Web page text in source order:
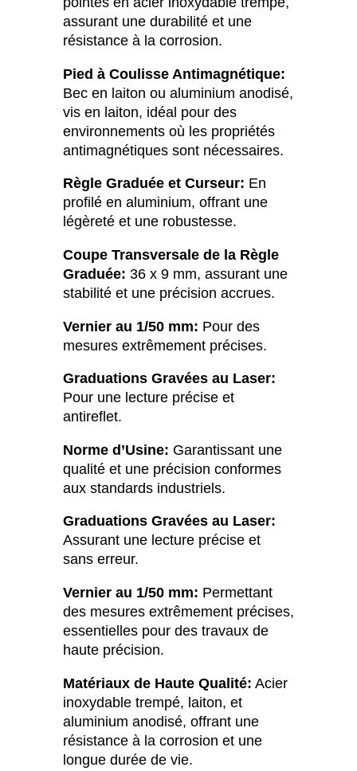
assurant une durabilité et une
résistance à la corrosion.
Pied à Coulisse Antimagnétique:
Bec en laiton ou aluminium anodisé,
vis en laiton, idéal pour des
environnements où les propriétés
antimagnétiques sont nécessaires.
Règle Graduée et Curseur: En
profilé en aluminium, offrant une
légèreté et une robustesse.
Coupe Transversale de la Règle
Graduée: 36 x 9 mm, assurant une
stabilité et une précision accrues.
Vernier au 1/50 mm: Pour des
mesures extrêmement précises.
Graduations Gravées au Laser:
Pour une lecture précise et
antireflet.
Norme d’Usine: Garantissant une
qualité et une précision conformes
aux standards industriels.
Graduations Gravées au Laser:
Assurant une lecture précise et
sans erreur.
Vernier au 1/50 mm: Permettant
des mesures extrêmement précises,
essentielles pour des travaux de
haute précision.
Matériaux de Haute Qualité: Acier
inoxydable trempé, laiton, et
aluminium anodisé, offrant une
résistance à la corrosion et une
longue durée de vie.